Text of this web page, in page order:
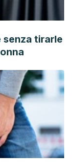
Magali, Cortez
Salinas Ana
sobre la
en sujetos
serie de casos.
Dic [citado 2018
Cardona V
Patricia.
senza tirarle